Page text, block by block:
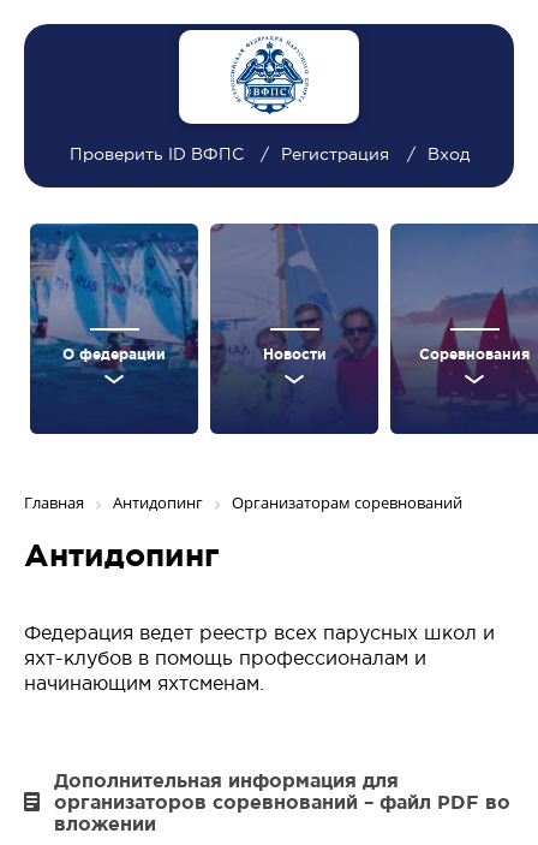
Проверить ID ВФПС Регистрация Вход
О федерации Новости Соревнования
Главная Антидопинг Организаторам соревнований
Антидопинг
Федерация ведет реестр всех парусных школ и
яхт-клубов в помощь профессионалам и
начинающим яхтсменам.
Дополнительная информация для
организаторов соревнований – файл PDF во
вложении